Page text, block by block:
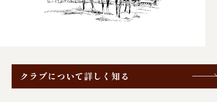
クラブについて詳しく知る